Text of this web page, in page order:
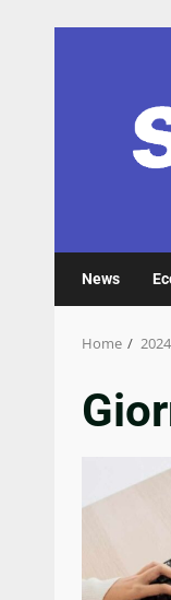
News
Home 2024